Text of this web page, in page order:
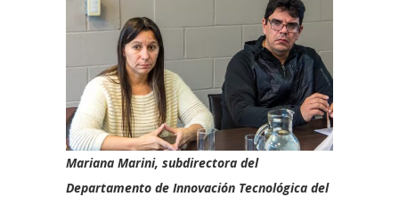
Mariana Marini, subdirectora del
Departamento de Innovación Tecnológica del